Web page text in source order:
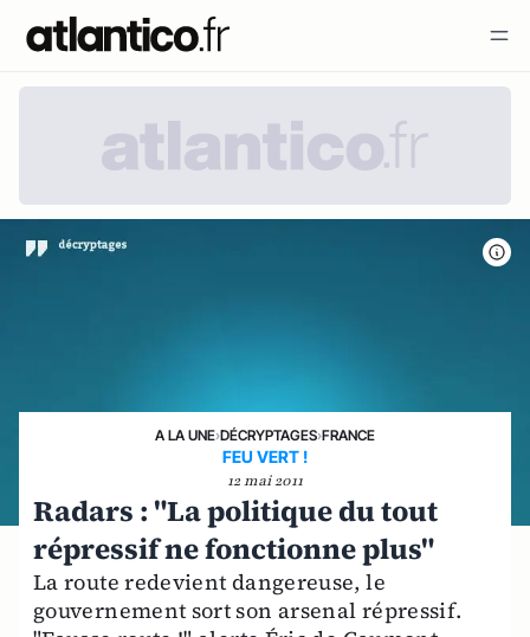
A LA UNE›DÉCRYPTAGES›FRANCE
FEU VERT !
12 mai 2011
Radars : "La politique du tout
répressif ne fonctionne plus"
La route redevient dangereuse, le
gouvernement sort son arsenal répressif.